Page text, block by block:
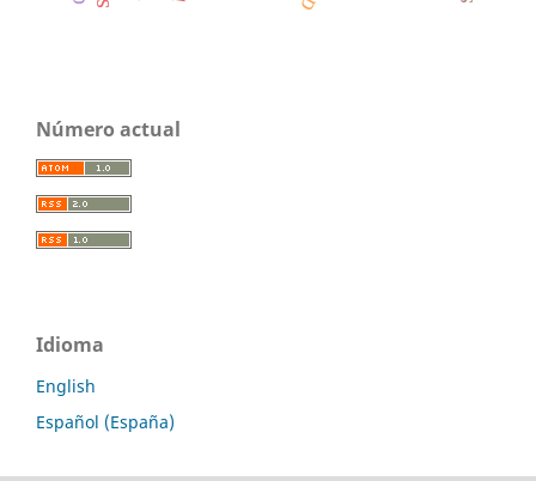
Número actual
Idioma
English
Español (España)